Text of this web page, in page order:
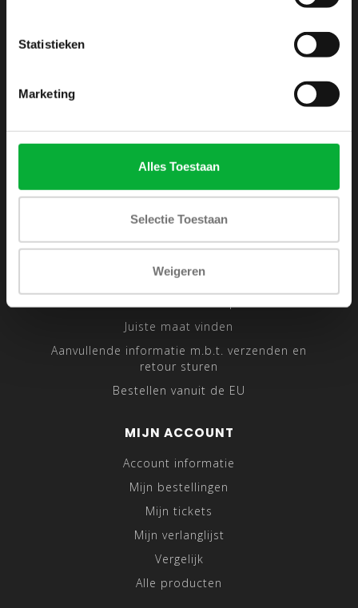
Statistieken
Marketing
Alles Toestaan
Selectie Toestaan
Weigeren
Disclaimer
Privacy Policy
Sitemap
Traveling Tailor
Juiste maat vinden
Aanvullende informatie m.b.t. verzenden en
retour sturen
Bestellen vanuit de EU
MIJN ACCOUNT
Account informatie
Mijn bestellingen
Mijn tickets
Mijn verlanglijst
Vergelijk
Alle producten